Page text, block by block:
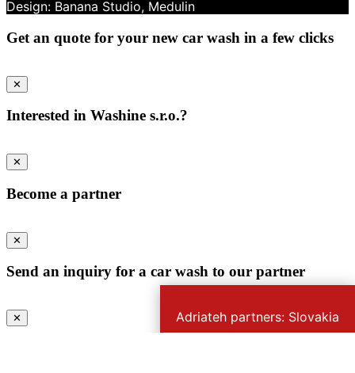
Adriateh partners: Slovakia
Get an quote for your new car wash in a few clicks
✕
Interested in Washine s.r.o.?
✕
Become a partner
✕
Send an inquiry for a car wash to our partner
✕